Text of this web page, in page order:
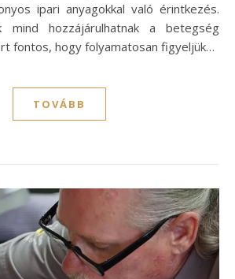
ipari anyagokkal való érintkezés.
mind hozzájárulhatnak a betegség
fontos, hogy folyamatosan figyeljük…
TOVÁBB